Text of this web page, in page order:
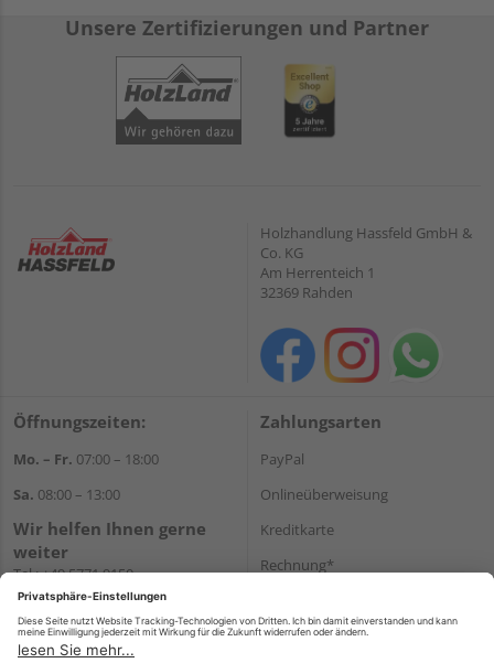
Unsere Zertifizierungen und Partner
Holzhandlung Hassfeld GmbH &
Co. KG
Am Herrenteich 1
32369 Rahden
Öffnungszeiten:
Mo. – Fr. 07:00 – 18:00
Sa. 08:00 – 13:00
Wir helfen Ihnen gerne
weiter
Tel.:+49 5771 9150
E-Mail:info@holz-hassfeld.de
WhatsApp
Zahlungsarten
PayPal
Onlineüberweisung
Kreditkarte
Rechnung*
Versand